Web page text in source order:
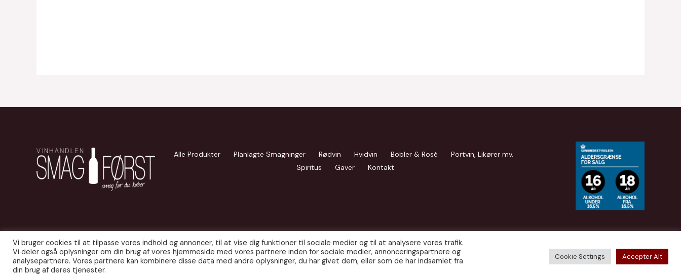
Alle Produkter Planlagte Smagninger Rødvin Hvidvin Bobler & Rosé
Portvin, Likører mv.
Spiritus
Gaver Kontakt
© 2026 Smag Først. Udgivet af JITS APS
Vi bruger cookies til at tilpasse vores indhold og annoncer, til at vise dig funktioner til sociale medier og til at analysere vores trafik.
Vi deler også oplysninger om din brug af vores hjemmeside med vores partnere inden for sociale medier, annonceringspartnere og
analysepartnere. Vores partnere kan kombinere disse data med andre oplysninger, du har givet dem, eller som de har indsamlet fra
din brug af deres tjenester.
Cookie Settings Accepter Alt